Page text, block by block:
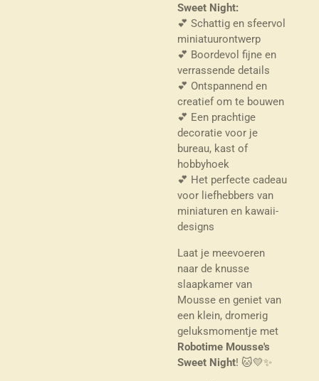
Sweet Night:
💕 Schattig en sfeervol
miniatuurontwerp
💕 Boordevol fijne en
verrassende details
💕 Ontspannend en
creatief om te bouwen
💕 Een prachtige
decoratie voor je
bureau, kast of
hobbyhoek
💕 Het perfecte cadeau
voor liefhebbers van
miniaturen en kawaii-
designs
Laat je meevoeren
naar de knusse
slaapkamer van
Mousse en geniet van
een klein, dromerig
geluksmomentje met
Robotime Mousse's
Sweet Night! 🐱💛✨